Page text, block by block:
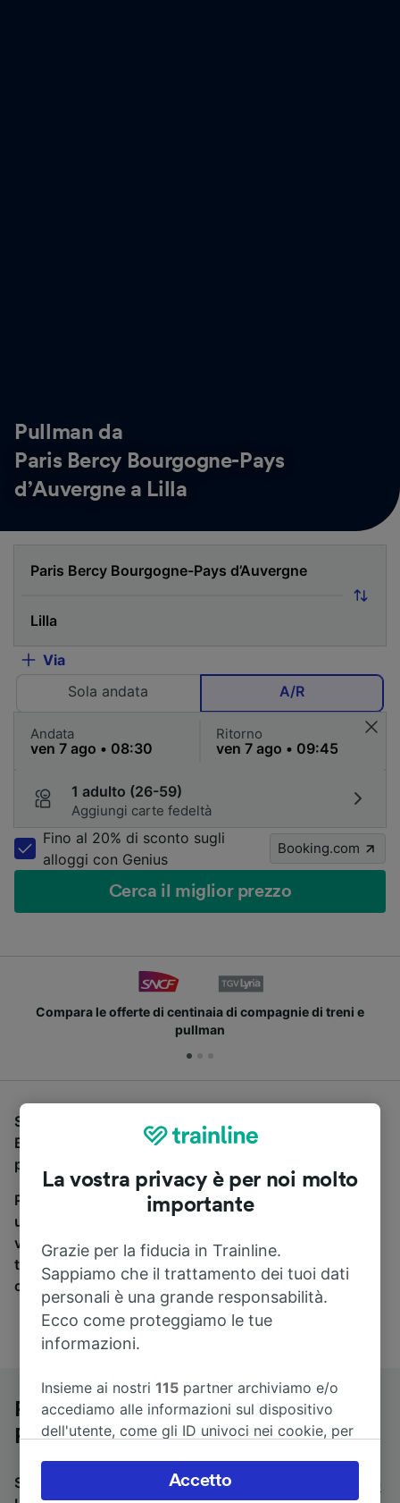
Pullman da
Paris Bercy Bourgogne-Pays
d’Auvergne a Lilla
Via
Sola andata
A/R
Andata Ritorno
1 adulto (26-59)
Aggiungi carte fedeltà
Fino al 20% di sconto sugli
alloggi con Genius
Booking.com
Cerca il miglior prezzo
compagnie di treni e Unisciti ai milioni di utenti
Se stai cercando un pullman per viaggiare da Paris
Bercy Bourgogne-Pays d’Auvergne a Lilla, sei nel
posto giusto.
Per trovare i biglietti dei pullman, è sufficiente avviare
una ricerca in alto, e compareremo i tempi e i costi del
viaggio in treno e in pullman. Con Trainline puoi
trovare i biglietti per viaggiare con oltre 170
compagnie ferroviarie e dei pullman.
Pullman da Paris Bercy Bourgogne-
Pays d’Auvergne a Lilla
Stai cercando un viaggio di ritorno? Vai su
La vostra privacy è per noi molto
importante
Grazie per la fiducia in Trainline.
Sappiamo che il trattamento dei tuoi dati
personali è una grande responsabilità.
Ecco come proteggiamo le tue
informazioni.
Insieme ai nostri115 partner archiviamo e/o
accediamo alle informazioni sul dispositivo
dell'utente, come gli ID univoci nei cookie, per
accettare o gestire le proprie scelte facendo
clic di seguito, tra cui il proprio diritto di
Accetto